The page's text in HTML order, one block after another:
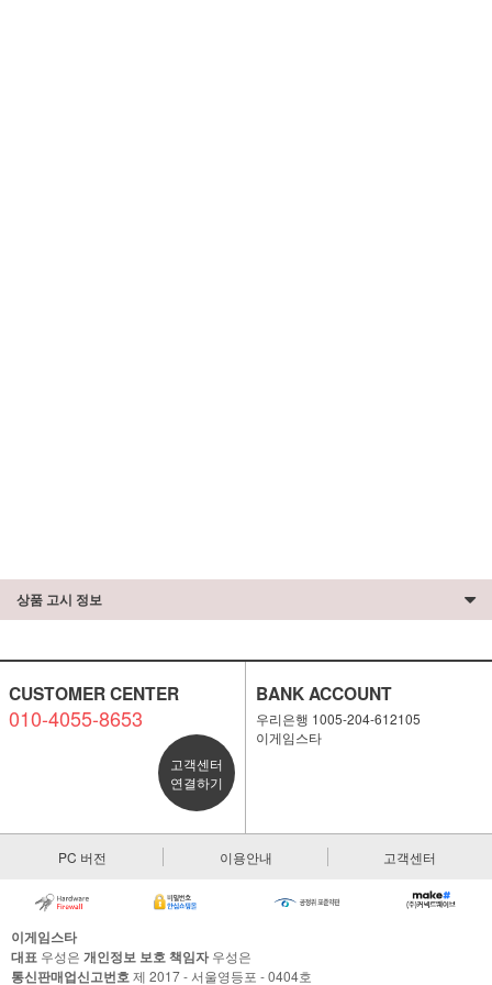
상품 고시 정보
CUSTOMER CENTER
010-4055-8653
고객센터
연결하기
BANK ACCOUNT
우리은행 1005-204-612105
이게임스타
PC 버전 이용안내 고객센터
이게임스타
대표 우성은 개인정보 보호 책임자우성은
통신판매업신고번호제 2017 - 서울영등포 - 0404호